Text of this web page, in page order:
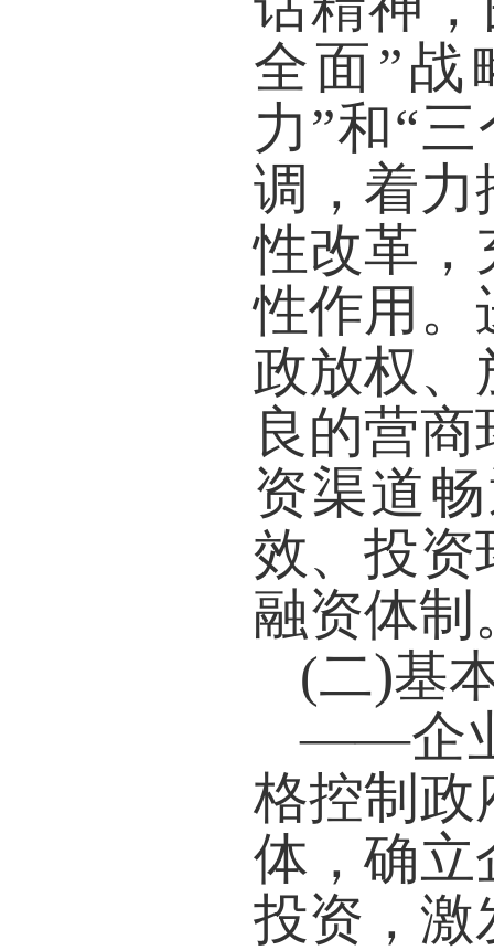
全面”战
力”和“
调，着力
性改革，
性作用。
政放权、
良的营
资渠道
效、投资
融资体制
(二)基
——企
格控制政
体，确立
投资，激